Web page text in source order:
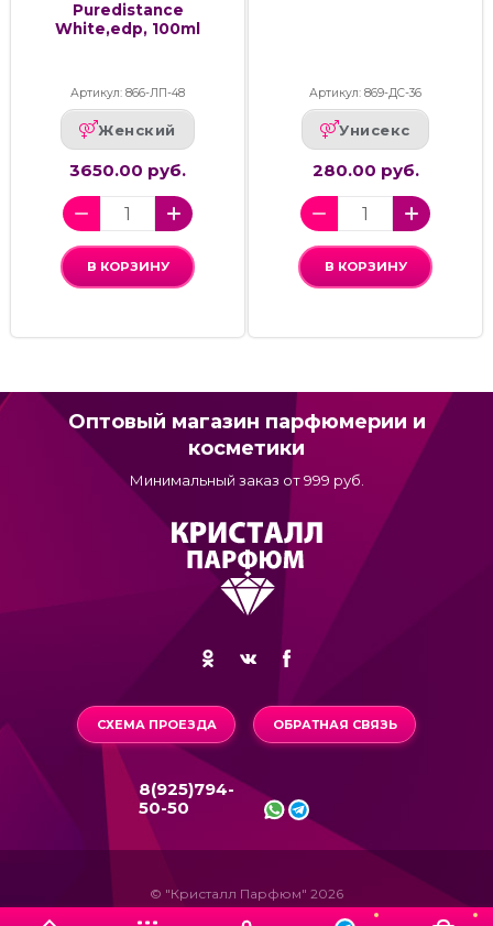
Puredistance
White,edp, 100ml
Артикул: 866-ЛП-48
Женский
3650.00 руб.
В КОРЗИНУ
Артикул: 869-ДС-36
Унисекс
280.00 руб.
В КОРЗИНУ
Оптовый магазин парфюмерии и
косметики
Минимальный заказ от 999 руб.
СХЕМА ПРОЕЗДА ОБРАТНАЯ СВЯЗЬ
8(925)794-
50-50
© "Кристалл Парфюм" 2026